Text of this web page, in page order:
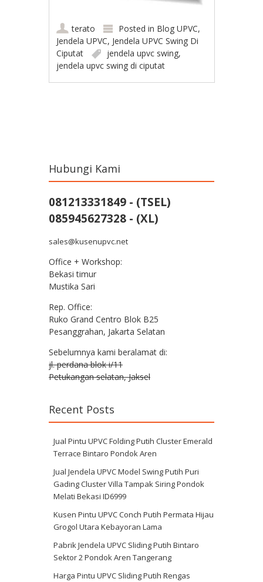
terato Posted in Blog UPVC,
Jendela UPVC, Jendela UPVC Swing Di
Ciputat
jendela upvc swing,
jendela upvc swing di ciputat
Hubungi Kami
081213331849 - (TSEL)
085945627328 - (XL)
sales@kusenupvc.net
Office + Workshop:
Bekasi timur
Mustika Sari
Rep. Office:
Ruko Grand Centro Blok B25
Pesanggrahan, Jakarta Selatan
Sebelumnya kami beralamat di:
jl. perdana blok i/11
Petukangan selatan, Jaksel
Recent Posts
Jual Pintu UPVC Folding Putih Cluster Emerald
Terrace Bintaro Pondok Aren
Jual Jendela UPVC Model Swing Putih Puri
Gading Cluster Villa Tampak Siring Pondok
Melati Bekasi ID6999
Kusen Pintu UPVC Conch Putih Permata Hijau
Grogol Utara Kebayoran Lama
Pabrik Jendela UPVC Sliding Putih Bintaro
Sektor 2 Pondok Aren Tangerang
Harga Pintu UPVC Sliding Putih Rengas